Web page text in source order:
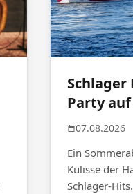
Schlager
Party
07.08.2026
Ein
Kulisse der
Schlager-Hits.